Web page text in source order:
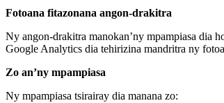
Fotoana fitazonana angon-drakitra
Ny angon-drakitra manokan’ny mpampiasa dia
Google Analytics dia tehirizina mandritra ny
Zo an’ny mpampiasa
Ny mpampiasa tsirairay dia manana zo: